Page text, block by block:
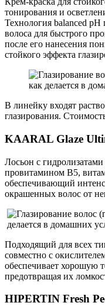
тонирования и
Технология balanced pH
волоса для быстрого
после его нанесения
стойкого эффекта
В линейку входят
глазирования.
KAARAL Glaze
Лосьон с
провитамином B5,
обеспечивающий
окрашенных волос от
Подходящий для всех
совместно с
обеспечивает хорошую
предотвращая их
HIPERTIN Fresh